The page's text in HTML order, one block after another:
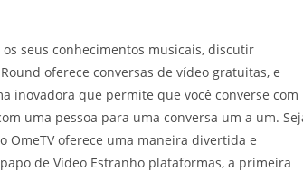
seus conhecimentos musicais, discutir
oferece conversas de vídeo gratuitas, e
inovadora que permite que você converse com
uma pessoa para uma conversa um a um.
OmeTV oferece uma maneira divertida e
de Vídeo Estranho plataformas, a primeira